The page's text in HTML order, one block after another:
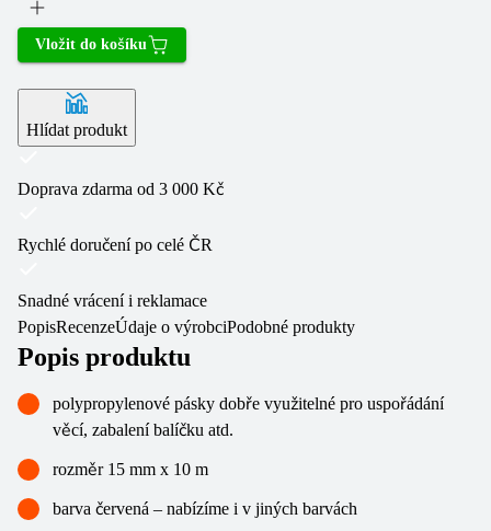
Vložit do košíku
Hlídat produkt
Doprava zdarma od 3 000 Kč
Rychlé doručení po celé ČR
Snadné vrácení i reklamace
PopisRecenzeÚdaje o výrobciPodobné produkty
Popis produktu
polypropylenové pásky dobře využitelné pro uspořádání
věcí, zabalení balíčku atd.
rozměr 15 mm x 10 m
barva červená – nabízíme i v jiných barvách